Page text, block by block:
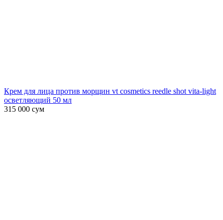
Крем для лица против морщин vt cosmetics reedle shot vita-light
осветляющий 50 мл
315 000 сум